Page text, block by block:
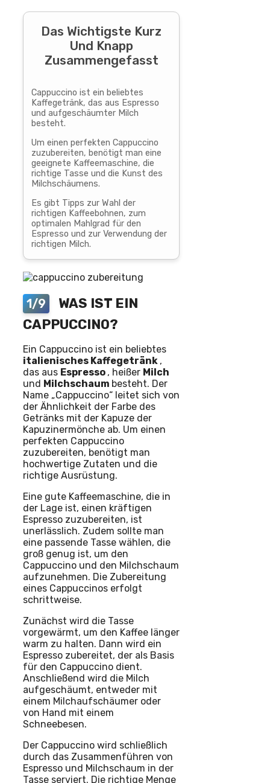
Das Wichtigste Kurz
Und Knapp
Zusammengefasst
Cappuccino ist ein beliebtes
Kaffegetränk, das aus Espresso
und aufgeschäumter Milch
besteht.
Um einen perfekten Cappuccino
zuzubereiten, benötigt man eine
geeignete Kaffeemaschine, die
richtige Tasse und die Kunst des
Milchschäumens.
Es gibt Tipps zur Wahl der
richtigen Kaffeebohnen, zum
optimalen Mahlgrad für den
Espresso und zur Verwendung der
richtigen Milch.
1/9
WAS IST EIN
CAPPUCCINO?
Ein Cappuccino ist ein beliebtes
italienisches Kaffegetränk ,
das aus Espresso , heißer Milch
und Milchschaum besteht. Der
Name „Cappuccino“ leitet sich von
der Ähnlichkeit der Farbe des
Getränks mit der Kapuze der
Kapuzinermönche ab. Um einen
perfekten Cappuccino
zuzubereiten, benötigt man
hochwertige Zutaten und die
richtige Ausrüstung.
Eine gute Kaffeemaschine, die in
der Lage ist, einen kräftigen
Espresso zuzubereiten, ist
unerlässlich. Zudem sollte man
eine passende Tasse wählen, die
groß genug ist, um den
Cappuccino und den Milchschaum
aufzunehmen. Die Zubereitung
eines Cappuccinos erfolgt
schrittweise.
Zunächst wird die Tasse
vorgewärmt, um den Kaffee länger
warm zu halten. Dann wird ein
Espresso zubereitet, der als Basis
für den Cappuccino dient.
Anschließend wird die Milch
aufgeschäumt, entweder mit
einem Milchaufschäumer oder
von Hand mit einem
Schneebesen.
Der Cappuccino wird schließlich
durch das Zusammenführen von
Espresso und Milchschaum in der
Tasse serviert. Die richtige Menge